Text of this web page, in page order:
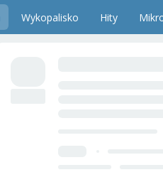
Wykopalisko Hity